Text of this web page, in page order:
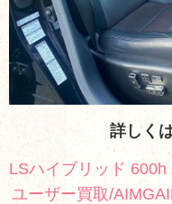
詳しく
LSハイブリッド
ユーザー買取/